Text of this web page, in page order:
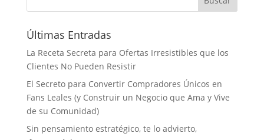
Últimas Entradas
La Receta Secreta para Ofertas Irresistibles que los
Clientes No Pueden Resistir
El Secreto para Convertir Compradores Únicos en
Fans Leales (y Construir un Negocio que Ama y Vive
de su Comunidad)
Sin pensamiento estratégico, te lo advierto,